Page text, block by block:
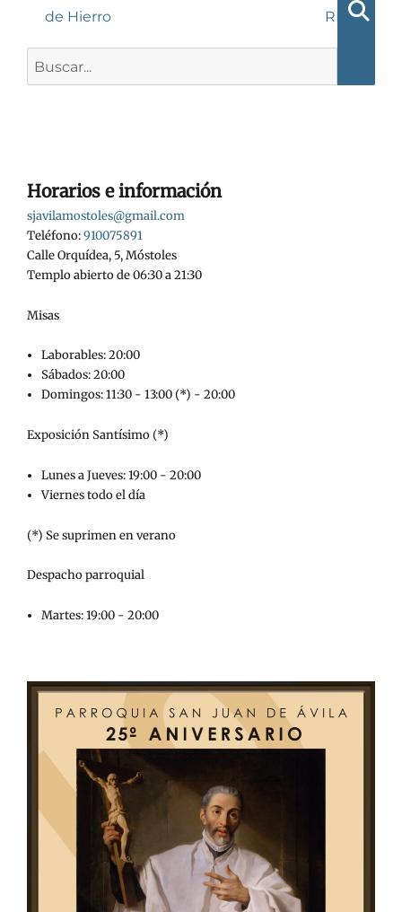
de Hierro
RNE
Horarios e información
sjavilamostoles@gmail.com
Teléfono:910075891
Calle Orquídea, 5, Móstoles
Templo abierto de 06:30 a 21:30
Misas
Laborables: 20:00
Sábados: 20:00
Domingos: 11:30 - 13:00 (*) - 20:00
Exposición Santísimo (*)
Lunes a Jueves: 19:00 - 20:00
Viernes todo el día
(*) Se suprimen en verano
Despacho parroquial
Martes: 19:00 - 20:00